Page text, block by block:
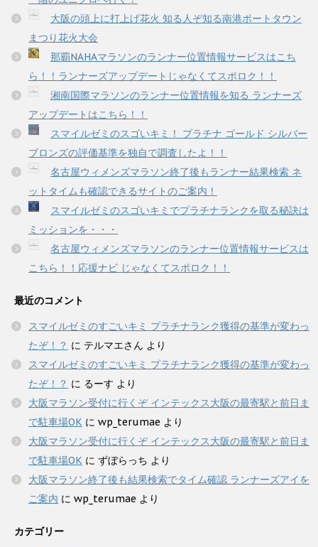
大阪の頭上に打上げ花火 知る人ぞ知る南港ポートタウン
まつり花火大会
那覇NAHAマラソンのランナー位置情報サービスはこち
ら！！ランナーズアップデートじゃなくてスポロク！！
湘南国際マラソンのランナー位置情報を知る ランナーズ
アップデートはこちら！！
スマイルゼミのスゴいキミ！ プラチナ ゴールド シルバー
ブロンズの評価基準を独自で調査したよ！！
名古屋ウィメンズマラソン終了後もランナー結果検索 ネ
ットタイムも確認できるサイトのご案内！
スマイルゼミのスゴいキミでプラチナランクを取る秘訣は
ミッションを・・・
名古屋ウィメンズマラソンのランナー位置情報サービスは
こちら！！応援ナビ じゃなくてスポロク！！
最近のコメント
スマイルゼミのすごいキミ プラチナランク獲得の基準が変わっ
たぞ！？ に テルマエさん より
スマイルゼミのすごいキミ プラチナランク獲得の基準が変わっ
たぞ！？ に るーす より
大阪マラソン受付に行くぞ インテックス大阪の最寄駅と前日ま
で駐車場OK に wp_terumae より
大阪マラソン受付に行くぞ インテックス大阪の最寄駅と前日ま
で駐車場OK に ずぼらっち より
大阪マラソン終了後も結果検索でタイム確認 ランナーズアイを
ご案内 に wp_terumae より
カテゴリー